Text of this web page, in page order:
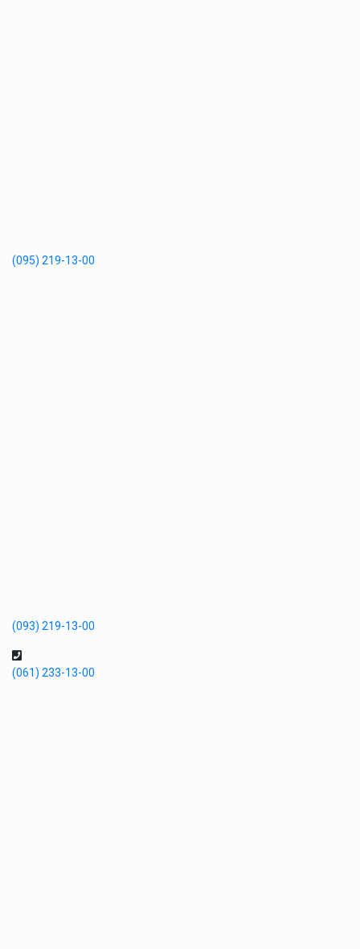
(095) 219-13-00
(093) 219-13-00
(061) 233-13-00